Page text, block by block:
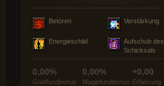
Betören Verstärkung
Energieschild
Aufschub des
Schicksals
0,00%
Goldfundbonus
0,00%
Magiefundbonus
+0,00
Erfahrung